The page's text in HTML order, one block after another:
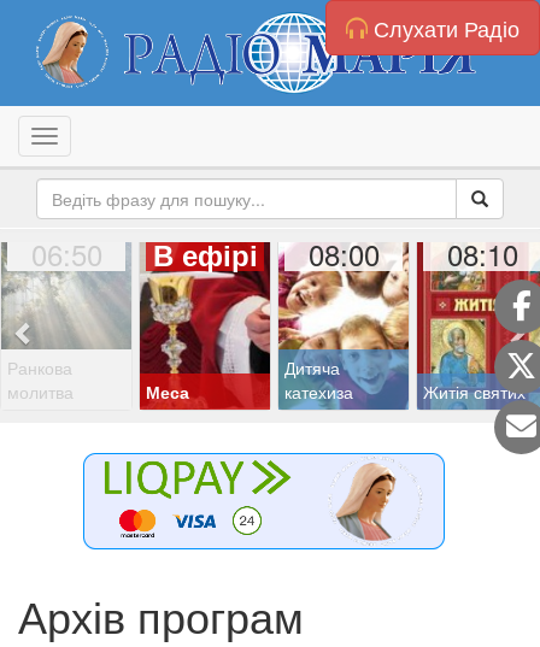
Слухати Радіо
Toggle navigation
06:50
Ранкова
молитва
В ефірі
Меса
08:00
Дитяча
катехиза
08:10
Житія святих
Архів програм